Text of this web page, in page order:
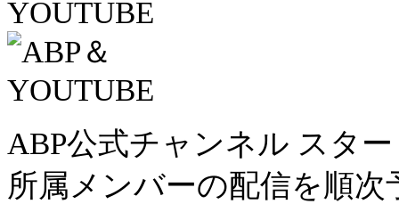
ABP公式チャンネル スタ
所属メンバーの配信を順